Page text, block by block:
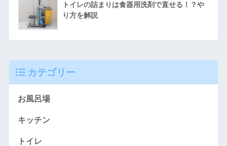
トイレの詰まりは食器用洗剤で直せる！？や
り方を解説
カテゴリー
お風呂場
キッチン
トイレ